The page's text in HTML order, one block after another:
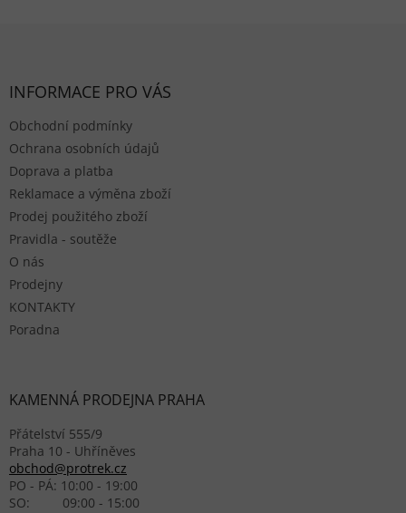
INFORMACE PRO VÁS
Obchodní podmínky
Ochrana osobních údajů
Doprava a platba
Reklamace a výměna zboží
Prodej použitého zboží
Pravidla - soutěže
O nás
Prodejny
KONTAKTY
Poradna
KAMENNÁ PRODEJNA PRAHA
Přátelství 555/9
Praha 10 - Uhříněves
obchod@protrek.cz
PO - PÁ: 10:00 - 19:00
SO: 09:00 - 15:00